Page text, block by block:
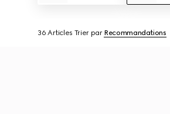
36 Articles Trier par Recommandations